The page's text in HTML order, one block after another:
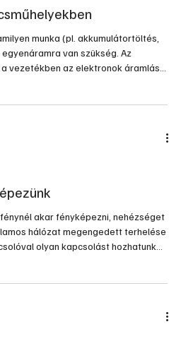
munka (pl. akkumulátortöltés,
van szükség. Az
vezetékben az elektronok áramlási
c
akar fényképezni, nehézséget
hálózat megengedett terhelése
olyan kapcsolást hozhatunk